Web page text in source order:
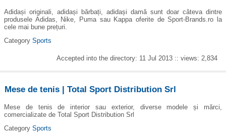
Adidași originali, adidași bărbați, adidași damă sunt doar câteva dintre
produsele Adidas, Nike, Puma sau Kappa oferite de Sport-Brands.ro la
cele mai bune prețuri.
Category Sports
Accepted into the directory: 11 Jul 2013 :: views: 2,834
Mese de tenis | Total Sport Distribution Srl
Mese de tenis de interior sau exterior, diverse modele și mărci,
comercializate de Total Sport Distribution Srl
Category Sports